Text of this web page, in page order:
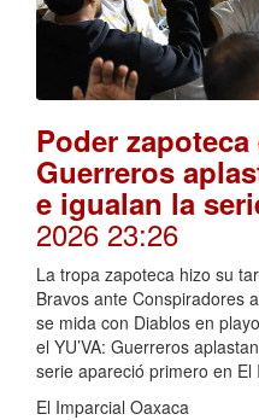
Poder zapoteca
Guerreros
e igualan la
2026 23:26
La tropa zapoteca hizo su
Bravos ante Conspiradores
se mida con Diablos en
el YU’VA: Guerreros
serie apareció primero en El
El Imparcial Oaxaca